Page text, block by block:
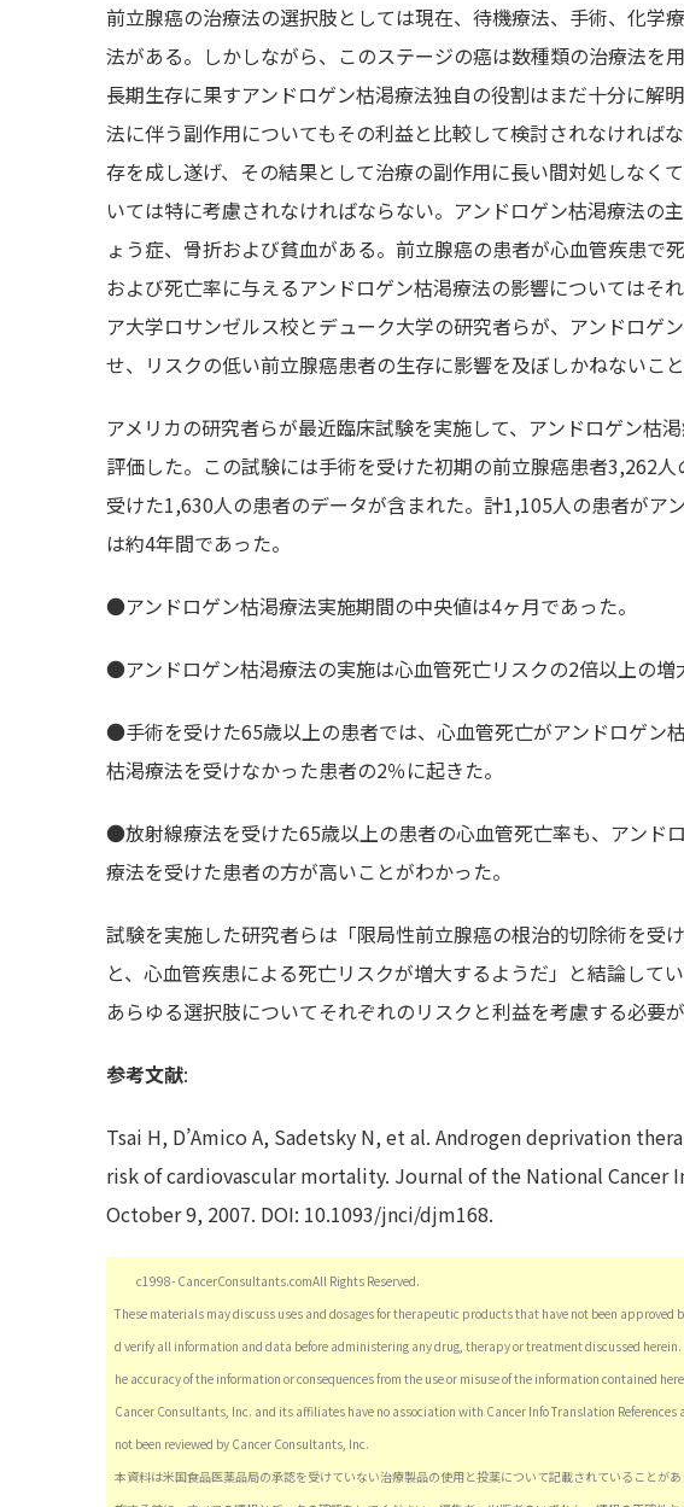
前立腺癌の治療法の選択肢としては現在、待機療法、手術、化学
法がある。しかしながら、このステージの癌は数種類の治療法を
長期生存に果すアンドロゲン枯渇療法独自の役割はまだ十分に解
法に伴う副作用についてもその利益と比較して検討されなければ
存を成し遂げ、その結果として治療の副作用に長い間対処しなく
いては特に考慮されなければならない。アンドロゲン枯渇療法の
ょう症、骨折および貧血がある。前立腺癌の患者が心血管疾患で
および死亡率に与えるアンドロゲン枯渇療法の影響についてはそ
ア大学ロサンゼルス校とデューク大学の研究者らが、アンドロゲ
せ、リスクの低い前立腺癌患者の生存に影響を及ぼしかねないこ
アメリカの研究者らが最近臨床試験を実施して、アンドロゲン枯
評価した。この試験には手術を受けた初期の前立腺癌患者3,262
受けた1,630人の患者のデータが含まれた。計1,105人の患者がア
は約4年間であった。
●アンドロゲン枯渇療法実施期間の中央値は4ヶ月であった。
●アンドロゲン枯渇療法の実施は心血管死亡リスクの2倍以上の増
●手術を受けた65歳以上の患者では、心血管死亡がアンドロゲン
枯渇療法を受けなかった患者の2％に起きた。
●放射線療法を受けた65歳以上の患者の心血管死亡率も、アンド
療法を受けた患者の方が高いことがわかった。
試験を実施した研究者らは「限局性前立腺癌の根治的切除術を受
と、心血管疾患による死亡リスクが増大するようだ」と結論して
あらゆる選択肢についてそれぞれのリスクと利益を考慮する必要が
参考文献:
Tsai H, D’Amico A, Sadetsky N, et al. Androgen deprivation
risk of cardiovascular mortality. Journal of the National
October 9, 2007. DOI: 10.1093/jnci/djm168.
c1998- CancerConsultants.comAll Rights Reserved.
These materials may discuss uses and dosages for therapeutic products that have not been
d verify all information and data before administering any drug, therapy or treatment discussed
he accuracy of the information or consequences from the use or misuse of the information contained
Cancer Consultants, Inc. and its affiliates have no association with Cancer Info Translation
not been reviewed by Cancer Consultants, Inc.
本資料は米国食品医薬品局の承認を受けていない治療製品の使用と投薬について記載されていることが